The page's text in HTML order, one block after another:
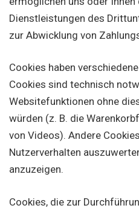
Dienstleistungen des
zur Abwicklung von
Cookies haben
Cookies sind technisch
Websitefunktionen ohne
würden (z. B. die
von Videos). Andere
Nutzerverhalten
anzuzeigen.
Cookies, die zur